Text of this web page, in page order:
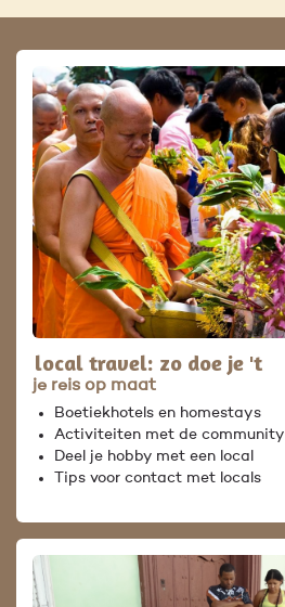
local travel: zo doe je 't
je reis op maat
Boetiekhotels en homestays
Activiteiten met de community
Deel je hobby met een local
Tips voor contact met locals